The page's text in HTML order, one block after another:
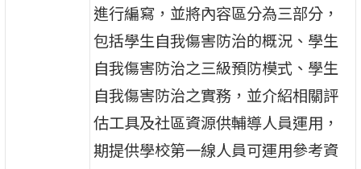
進行編寫，並將內容區分為三部分，
包括學生自我傷害防治的概況、學生
自我傷害防治之三級預防模式、學生
自我傷害防治之實務，並介紹相關評
估工具及社區資源供輔導人員運用，
期提供學校第一線人員可運用參考資